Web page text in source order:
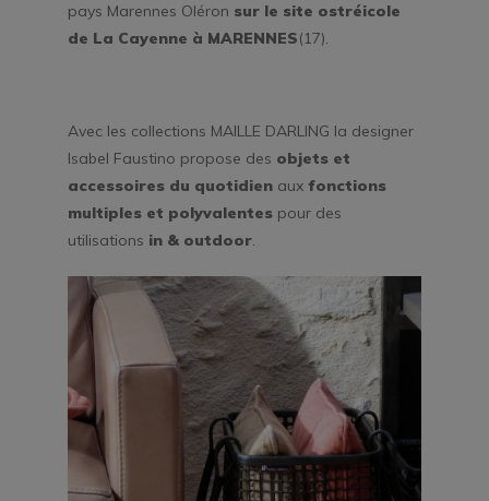
pays Marennes Oléron sur le site ostréicole
de La Cayenne à MARENNES(17).
Avec les collections MAILLE DARLING la designer
Isabel Faustino propose des objets et
accessoires du quotidien auxfonctions
multiples et polyvalentes pour des
utilisations in & outdoor.